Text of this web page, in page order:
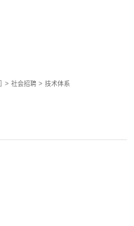
> 社会招聘 > 技术体系